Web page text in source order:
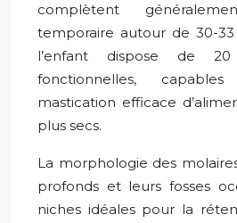
complètent
temporaire autour de 30-
l’enfant dispose de
fonctionnelles,
mastication efficace
plus secs.
La morphologie des
profonds et leurs fosses
niches idéales pour la